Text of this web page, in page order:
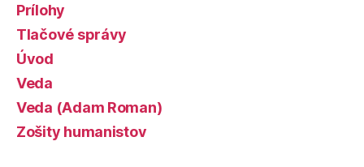
Prílohy
Tlačové správy
Úvod
Veda
Veda (Adam Roman)
Zošity humanistov